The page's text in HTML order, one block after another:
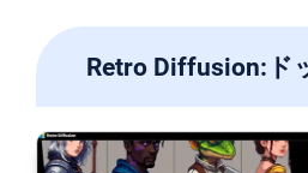
Retro Diffusion:ド